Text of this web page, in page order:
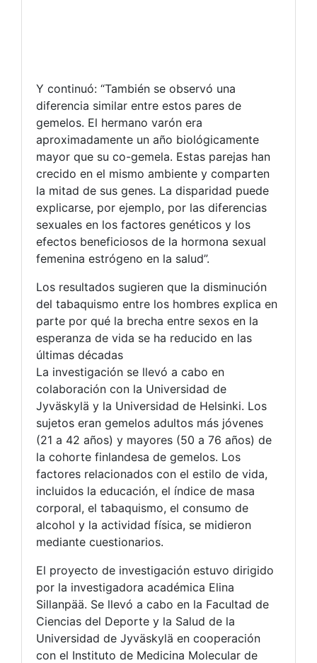
Y continuó: “También se observó una
diferencia similar entre estos pares de
gemelos. El hermano varón era
aproximadamente un año biológicamente
mayor que su co-gemela. Estas parejas han
crecido en el mismo ambiente y comparten
la mitad de sus genes. La disparidad puede
explicarse, por ejemplo, por las diferencias
sexuales en los factores genéticos y los
efectos beneficiosos de la hormona sexual
femenina estrógeno en la salud”.
Los resultados sugieren que la disminución
del tabaquismo entre los hombres explica en
parte por qué la brecha entre sexos en la
esperanza de vida se ha reducido en las
últimas décadas
La investigación se llevó a cabo en
colaboración con la Universidad de
Jyväskylä y la Universidad de Helsinki. Los
sujetos eran gemelos adultos más jóvenes
(21 a 42 años) y mayores (50 a 76 años) de
la cohorte finlandesa de gemelos. Los
factores relacionados con el estilo de vida,
incluidos la educación, el índice de masa
corporal, el tabaquismo, el consumo de
alcohol y la actividad física, se midieron
mediante cuestionarios.
El proyecto de investigación estuvo dirigido
por la investigadora académica Elina
Sillanpää. Se llevó a cabo en la Facultad de
Ciencias del Deporte y la Salud de la
Universidad de Jyväskylä en cooperación
con el Instituto de Medicina Molecular de